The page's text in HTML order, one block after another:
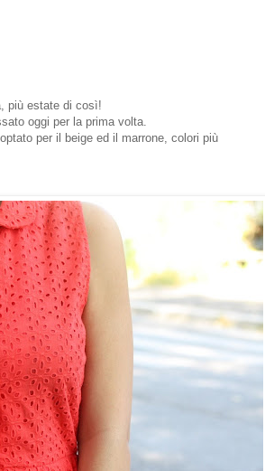
più estate di così!
oggi per la prima volta.
per il beige ed il marrone, colori più